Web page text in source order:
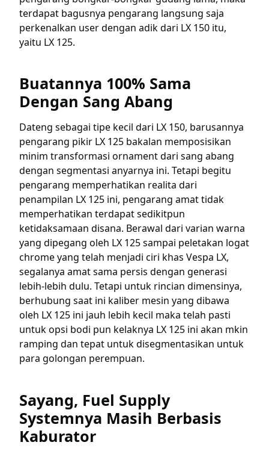
terdapat bagusnya pengarang langsung saja
perkenalkan user dengan adik dari LX 150 itu,
yaitu LX 125.
Buatannya 100% Sama
Dengan Sang Abang
Dateng sebagai tipe kecil dari LX 150, barusannya
pengarang pikir LX 125 bakalan memposisikan
minim transformasi ornament dari sang abang
dengan segmentasi anyarnya ini. Tetapi begitu
pengarang memperhatikan realita dari
penampilan LX 125 ini, pengarang amat tidak
memperhatikan terdapat sedikitpun
ketidaksamaan disana. Berawal dari varian warna
yang dipegang oleh LX 125 sampai peletakan logat
chrome yang telah menjadi ciri khas Vespa LX,
segalanya amat sama persis dengan generasi
lebih-lebih dulu. Tetapi untuk rincian dimensinya,
berhubung saat ini kaliber mesin yang dibawa
oleh LX 125 ini jauh lebih kecil maka telah pasti
untuk opsi bodi pun kelaknya LX 125 ini akan mkin
ramping dan tepat untuk disegmentasikan untuk
para golongan perempuan.
Sayang, Fuel Supply
Systemnya Masih Berbasis
Kaburator